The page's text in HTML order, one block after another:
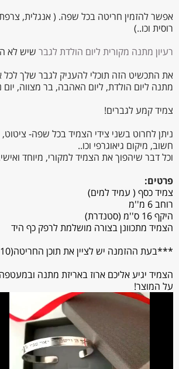
אפשר להזמין חריטה בכל שפה. ( אנגלית,
רוסית וכו..)
רעיון מתנה מקורית ליום הולדת לגבר שיש לא
את התכשיט הזה תוכלי להעניק לגבר שלך לכל
מתנה ליום הולדת, ליום האהבה, בר מצווה, יום
צמיד קמע לגברים!
ניתן לחרוט בשני צידי הצמיד בכל שפה-
חשוב, מיקום גיאוגרפי וכו..
וכל דבר שיהפוך את הצמיד למקורי, מיוחד
פרטים:
צמיד כסף ( עמיד למים)
רוחב 6 מ''מ
היקף 16 ס''מ (סטנדרת)
הצמיד מתכוונן בצורה מושלמת לרפק כף היד
***בעת ההזמנה יש לציין את תוכן החריטה(12-10 מילים)***
הצמיד יגיע אליכם ארוז באריזת מתנה
על המוצר!